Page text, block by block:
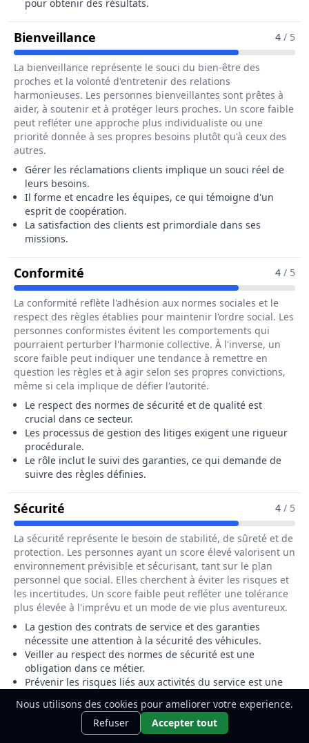
pour obtenir des résultats.
Bienveillance Pour Le Métier De Responsable
4 / 5
La bienveillance représente le souci du bien-être des
proches et la volonté d'entretenir des relations
harmonieuses. Les personnes bienveillantes sont prêtes à
aider, à soutenir et à protéger leurs proches. Un score faible
peut refléter une approche plus individualiste ou une
priorité donnée à ses propres besoins plutôt qu'à ceux des
autres.
Gérer les réclamations clients implique un souci réel de
leurs besoins.
Il forme et encadre les équipes, ce qui témoigne d'un
esprit de coopération.
La satisfaction des clients est primordiale dans ses
missions.
Conformité Pour Le Métier De Responsable
4 / 5
La conformité reflète l'adhésion aux normes sociales et le
respect des règles établies pour maintenir l'ordre social. Les
personnes conformistes évitent les comportements qui
pourraient perturber l'harmonie collective. À l'inverse, un
score faible peut indiquer une tendance à remettre en
question les règles et à agir selon ses propres convictions,
même si cela implique de défier l'autorité.
Le respect des normes de sécurité et de qualité est
crucial dans ce secteur.
Les processus de gestion des litiges exigent une rigueur
procédurale.
Le rôle inclut le suivi des garanties, ce qui demande de
suivre des règles définies.
Sécurité Pour Le Métier De Responsable 4 / 5
La sécurité représente le besoin de stabilité, de sûreté et de
protection. Les personnes ayant un score élevé valorisent un
environnement prévisible et sécurisant, tant sur le plan
personnel que social. Elles cherchent à éviter les risques et
les incertitudes. Un score faible peut refléter une tolérance
plus élevée à l'imprévu et un mode de vie plus aventureux.
La gestion des contrats de service et des garanties
nécessite une attention à la sécurité des véhicules.
Veiller au respect des normes de sécurité est une
obligation dans ce métier.
Prévenir les risques liés aux activités du service est une
Stimulation Pour Le Métier De Responsable
Ce métier t'intéresse ?Découvre
comment le devenir.
Nous utilisons des cookies pour ameliorer votre experience.
Refuser
Accepter tout